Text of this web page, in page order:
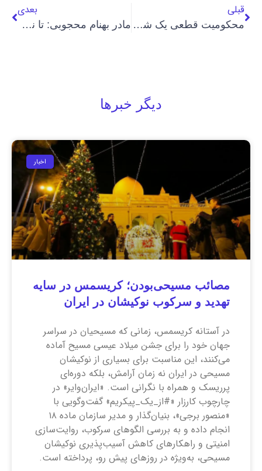
قبلی
محکومیت قطعی یک شهروند بهایی به ۵ سال حبس تعزیری
بعدی
مادر بهنام محجوبی: تا نفس دارم دادخواه خون بهنام هستم
دیگر خبرها
اخبار
مصائب مسیحی‌بودن؛ کریسمس در سایه
تهدید و سرکوب نوکیشان در ایران
در آستانه کریسمس، زمانی که مسیحیان در سراسر
جهان خود را برای جشن میلاد عیسی مسیح آماده
می‌کنند، این مناسبت برای بسیاری از نوکیشان
مسیحی در ایران نه زمان آرامش، بلکه دوره‌ای
پرریسک و همراه با نگرانی است. «ایران‌وایر» در
چارچوب کارزار «#از_یک_پیکریم» گفت‌وگویی با
«منصور برجی»، بنیان‌گذار و مدیر سازمان ماده ۱۸
انجام داده و به بررسی الگوهای سرکوب، روایت‌سازی
امنیتی و راهکارهای کاهش آسیب‌پذیری نوکیشان
مسیحی، به‌ویژه در روزهای پیش رو، پرداخته است.